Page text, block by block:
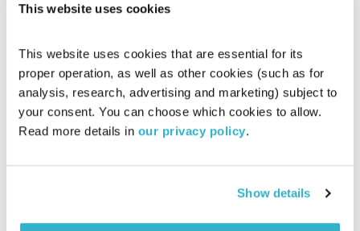
This website uses cookies
This website uses cookies that are essential for its
proper operation, as well as other cookies (such as for
analysis, research, advertising and marketing) subject to
your consent. You can choose which cookies to allow.
Read more details in our privacy policy.
Show details
טיול שבת – 1.5.21
טיול שבת
מיכל גפן